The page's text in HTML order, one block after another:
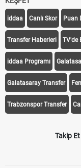
iddaa Canlı Skor Puan
Transfer Haberleri TV'de
iddaa Programı
Galatasaray Transfer
Trabzonspor Transfer
Takip Et